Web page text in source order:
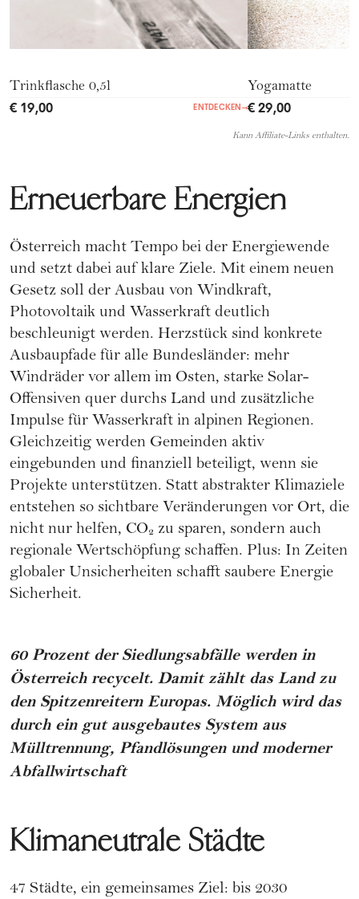
Trinkflasche 0,5l
€ 19,00 ENTDECKEN→
Yogamatte
€ 29,00
Kann Affiliate-Links enthalten.
Erneuerbare Energien
Österreich macht Tempo bei der Energiewende
und setzt dabei auf klare Ziele. Mit einem neuen
Gesetz soll der Ausbau von Windkraft,
Photovoltaik und Wasserkraft deutlich
beschleunigt werden. Herzstück sind konkrete
Ausbaupfade für alle Bundesländer: mehr
Windräder vor allem im Osten, starke Solar-
Offensiven quer durchs Land und zusätzliche
Impulse für Wasserkraft in alpinen Regionen.
Gleichzeitig werden Gemeinden aktiv
eingebunden und finanziell beteiligt, wenn sie
Projekte unterstützen. Statt abstrakter Klimaziele
entstehen so sichtbare Veränderungen vor Ort, die
nicht nur helfen, CO₂ zu sparen, sondern auch
regionale Wertschöpfung schaffen. Plus: In Zeiten
globaler Unsicherheiten schafft saubere Energie
Sicherheit.
60 Prozent der Siedlungsabfälle werden in
Österreich recycelt. Damit zählt das Land zu
den Spitzenreitern Europas. Möglich wird das
durch ein gut ausgebautes System aus
Mülltrennung, Pfandlösungen und moderner
Abfallwirtschaft
Klimaneutrale Städte
47 Städte, ein gemeinsames Ziel: bis 2030